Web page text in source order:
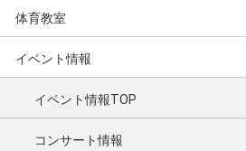
体育教室
イベント情報
イベント情報TOP
コンサート情報